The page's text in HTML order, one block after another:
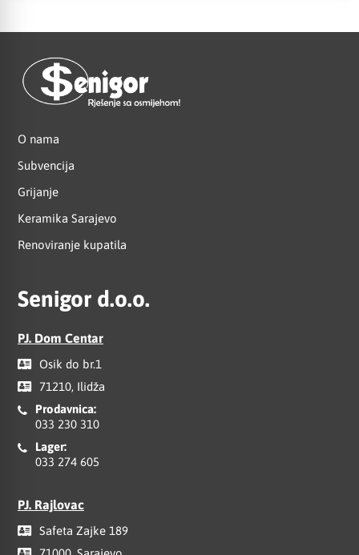
O nama
Subvencija
Grijanje
Keramika Sarajevo
Renoviranje kupatila
Senigor d.o.o.
PJ. Dom Centar
Osik do br.1
71210, Ilidža
Prodavnica:
033 230 310
Lager:
033 274 605
PJ. Rajlovac
Safeta Zajke 189